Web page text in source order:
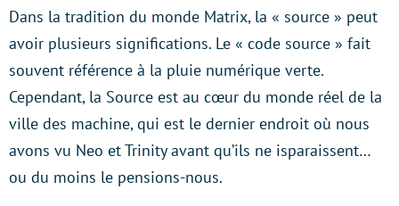
Dans la tradition du monde Matrix, la « source » peut
avoir plusieurs significations. Le « code source » fait
souvent référence à la pluie numérique verte.
Cependant, la Source est au cœur du monde réel de la
ville des machine, qui est le dernier endroit où nous
avons vu Neo et Trinity avant qu’ils ne isparaissent…
ou du moins le pensions-nous.